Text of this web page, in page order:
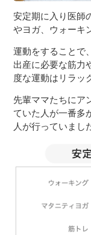
安定期に入り医師
やヨガ、ウォーキ
運動をすることで
出産に必要な筋力
度な運動はリラッ
先輩ママたちにア
ていた人が一番多
人が行っていまし